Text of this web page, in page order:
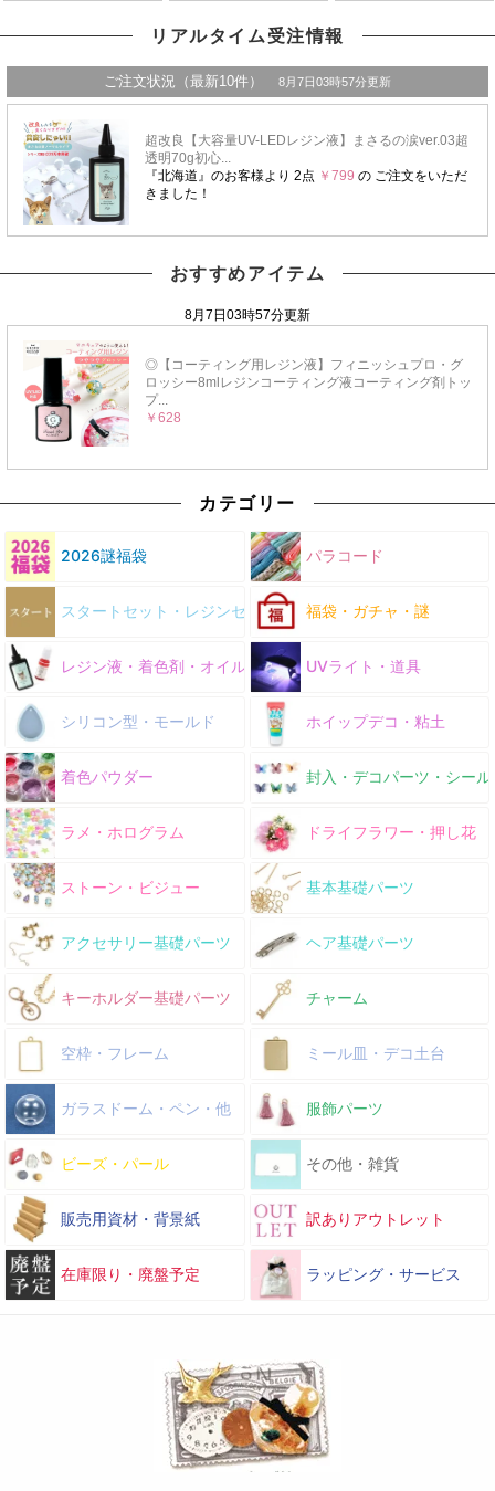
リアルタイム受注情報
おすすめアイテム
カテゴリー
2026謎福袋 パラコード
スタートセット・レジンセット 福袋・ガチャ・謎
レジン液・着色剤・オイル UVライト・道具
シリコン型・モールド ホイップデコ・粘土
着色パウダー 封入・デコパーツ・シール
ラメ・ホログラム ドライフラワー・押し花
ストーン・ビジュー 基本基礎パーツ
アクセサリー基礎パーツ ヘア基礎パーツ
キーホルダー基礎パーツ チャーム
空枠・フレーム ミール皿・デコ土台
ガラスドーム・ペン・他 服飾パーツ
ビーズ・パール その他・雑貨
販売用資材・背景紙 訳ありアウトレット
在庫限り・廃盤予定 ラッピング・サービス